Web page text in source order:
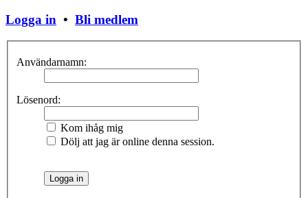
Logga in • Bli medlem
Användarnamn:
Lösenord:
Kom ihåg mig
Dölj att jag är online denna session.